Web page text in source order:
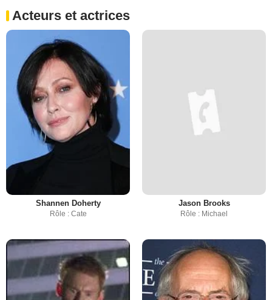
Acteurs et actrices
Shannen Doherty
Rôle : Cate
Jason Brooks
Rôle : Michael